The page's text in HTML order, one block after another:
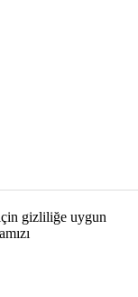
gizliliğe uygun